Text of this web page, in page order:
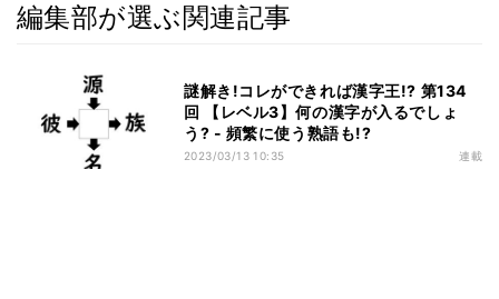
編集部が選ぶ関連記事
謎解き!コレができれば漢字王!? 第134
回 【レベル3】何の漢字が入るでしょ
う? - 頻繁に使う熟語も!?
2023/03/13 10:35 連載